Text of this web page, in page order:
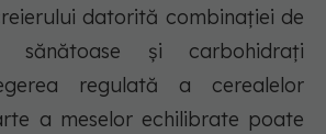
datorită combinației de
sănătoase și carbohidrați
regulată a cerealelor
a meselor echilibrate poate